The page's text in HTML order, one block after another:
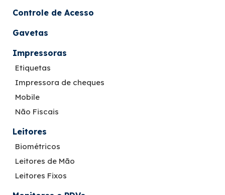
Controle de Acesso
Gavetas
Impressoras
Etiquetas
Impressora de cheques
Mobile
Não Fiscais
Leitores
Biométricos
Leitores de Mão
Leitores Fixos